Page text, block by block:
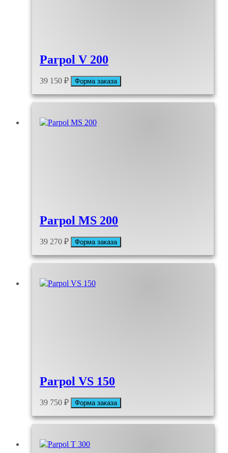
Parpol V 200
39 150 ₽ Форма заказа
Parpol MS 200
39 270 ₽ Форма заказа
Parpol VS 150
39 750 ₽ Форма заказа